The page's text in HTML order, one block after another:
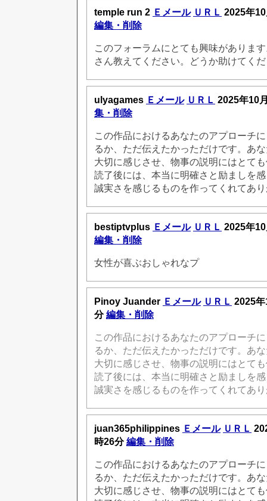
temple run 2 Ｅメール ＵＲＬ 2025年
編集・削除
このフォーラムにとても興味がありま
さん教えてください。どうか助けてく
ulyagames Ｅメール ＵＲＬ 2025年10
集・削除
この作品におけるあなたのアプローチ
るか、ただ伝えたかっただけです。あ
大切に感じさせ、物事の説明にはとて
読了後には、本当に明確さと励ましを
誠実さを感じるものを作ってくれてあ
bestiptvplus Ｅメール ＵＲＬ 2025年
編集・削除
女性が喜ぶおしゃれなプ
Pinoy Juander Ｅメール ＵＲＬ 2025
分編集・削除
この作品におけるあなたのアプローチ
るか、ただ伝えたかっただけです。あ
大切に感じさせ、物事の説明にはとて
読了後には、本当に明確さと励ましを
誠実さを感じるものを作ってくれてあ
juan365philippines Ｅメール ＵＲＬ
時26分編集・削除
この作品におけるあなたのアプローチ
るか、ただ伝えたかっただけです。あ
大切に感じさせ、物事の説明にはとて